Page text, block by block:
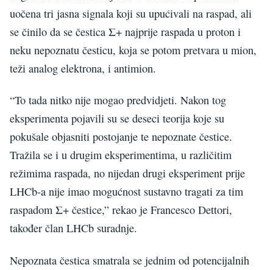
uočena tri jasna signala koji su upućivali na raspad, ali
se činilo da se čestica Σ+ najprije raspada u proton i
neku nepoznatu česticu, koja se potom pretvara u mion,
teži analog elektrona, i antimion.
“To tada nitko nije mogao predvidjeti. Nakon tog
eksperimenta pojavili su se deseci teorija koje su
pokušale objasniti postojanje te nepoznate čestice.
Tražila se i u drugim eksperimentima, u različitim
režimima raspada, no nijedan drugi eksperiment prije
LHCb-a nije imao mogućnost sustavno tragati za tim
raspadom Σ+ čestice,” rekao je Francesco Dettori,
također član LHCb suradnje.
Nepoznata čestica smatrala se jednim od potencijalnih